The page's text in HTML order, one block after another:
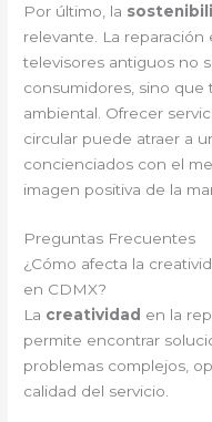
Por último, la
relevante. La
televisores antiguos no
consumidores, sino
ambiental. Ofrecer
circular puede atraer a
concienciados con el
imagen positiva de la
Preguntas Frecuentes
¿Cómo afecta la
en CDMX?
La creatividad en la
permite encontrar
problemas complejos,
calidad del servicio.